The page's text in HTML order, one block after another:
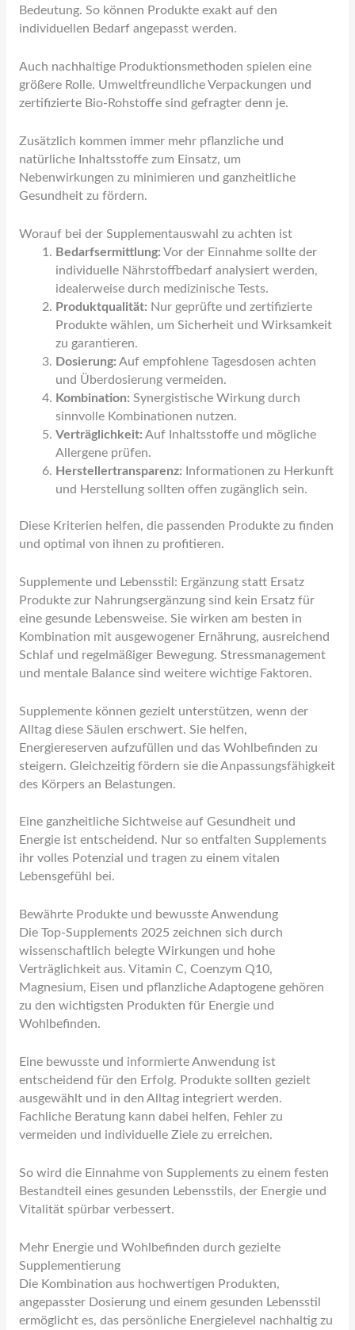
Bedeutung. So können Produkte exakt auf den
individuellen Bedarf angepasst werden.
Auch nachhaltige Produktionsmethoden spielen eine
größere Rolle. Umweltfreundliche Verpackungen und
zertifizierte Bio-Rohstoffe sind gefragter denn je.
Zusätzlich kommen immer mehr pflanzliche und
natürliche Inhaltsstoffe zum Einsatz, um
Nebenwirkungen zu minimieren und ganzheitliche
Gesundheit zu fördern.
Worauf bei der Supplementauswahl zu achten ist
Bedarfsermittlung: Vor der Einnahme sollte der
individuelle Nährstoffbedarf analysiert werden,
idealerweise durch medizinische Tests.
Produktqualität: Nur geprüfte und zertifizierte
Produkte wählen, um Sicherheit und Wirksamkeit
zu garantieren.
Dosierung: Auf empfohlene Tagesdosen achten
und Überdosierung vermeiden.
Kombination: Synergistische Wirkung durch
sinnvolle Kombinationen nutzen.
Verträglichkeit: Auf Inhaltsstoffe und mögliche
Allergene prüfen.
Herstellertransparenz: Informationen zu Herkunft
und Herstellung sollten offen zugänglich sein.
Diese Kriterien helfen, die passenden Produkte zu finden
und optimal von ihnen zu profitieren.
Supplemente und Lebensstil: Ergänzung statt Ersatz
Produkte zur Nahrungsergänzung sind kein Ersatz für
eine gesunde Lebensweise. Sie wirken am besten in
Kombination mit ausgewogener Ernährung, ausreichend
Schlaf und regelmäßiger Bewegung. Stressmanagement
und mentale Balance sind weitere wichtige Faktoren.
Supplemente können gezielt unterstützen, wenn der
Alltag diese Säulen erschwert. Sie helfen,
Energiereserven aufzufüllen und das Wohlbefinden zu
steigern. Gleichzeitig fördern sie die Anpassungsfähigkeit
des Körpers an Belastungen.
Eine ganzheitliche Sichtweise auf Gesundheit und
Energie ist entscheidend. Nur so entfalten Supplements
ihr volles Potenzial und tragen zu einem vitalen
Lebensgefühl bei.
Bewährte Produkte und bewusste Anwendung
Die Top-Supplements 2025 zeichnen sich durch
wissenschaftlich belegte Wirkungen und hohe
Verträglichkeit aus. Vitamin C, Coenzym Q10,
Magnesium, Eisen und pflanzliche Adaptogene gehören
zu den wichtigsten Produkten für Energie und
Wohlbefinden.
Eine bewusste und informierte Anwendung ist
entscheidend für den Erfolg. Produkte sollten gezielt
ausgewählt und in den Alltag integriert werden.
Fachliche Beratung kann dabei helfen, Fehler zu
vermeiden und individuelle Ziele zu erreichen.
So wird die Einnahme von Supplements zu einem festen
Bestandteil eines gesunden Lebensstils, der Energie und
Vitalität spürbar verbessert.
Mehr Energie und Wohlbefinden durch gezielte
Supplementierung
Die Kombination aus hochwertigen Produkten,
angepasster Dosierung und einem gesunden Lebensstil
ermöglicht es, das persönliche Energielevel nachhaltig zu